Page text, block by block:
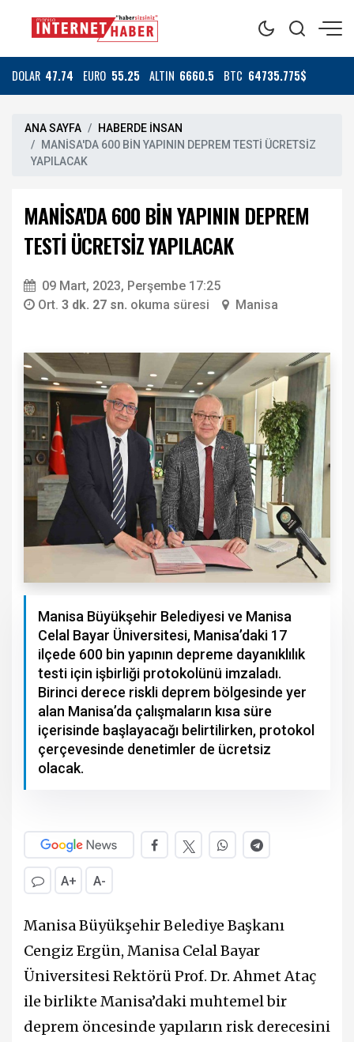
DOLAR 47.74 EURO 55.25 ALTIN 6660.5 BTC 64735.775$
ANA SAYFA
HABERDE İNSAN
MANİSA'DA 600 BİN YAPININ DEPREM TESTİ ÜCRETSİZ
YAPILACAK
MANİSA'DA 600 BİN YAPININ DEPREM
TESTİ ÜCRETSİZ YAPILACAK
09 Mart, 2023, Perşembe 17:25
Ort. 3 dk. 27 sn. okuma süresi Manisa
Manisa Büyükşehir Belediyesi ve Manisa
Celal Bayar Üniversitesi, Manisa’daki 17
ilçede 600 bin yapının depreme dayanıklılık
testi için işbirliği protokolünü imzaladı.
Birinci derece riskli deprem bölgesinde yer
alan Manisa’da çalışmaların kısa süre
içerisinde başlayacağı belirtilirken, protokol
çerçevesinde denetimler de ücretsiz
olacak.
A+ A-
Manisa Büyükşehir Belediye Başkanı
Cengiz Ergün, Manisa Celal Bayar
Üniversitesi Rektörü Prof. Dr. Ahmet Ataç
ile birlikte Manisa’daki muhtemel bir
deprem öncesinde yapıların risk derecesini